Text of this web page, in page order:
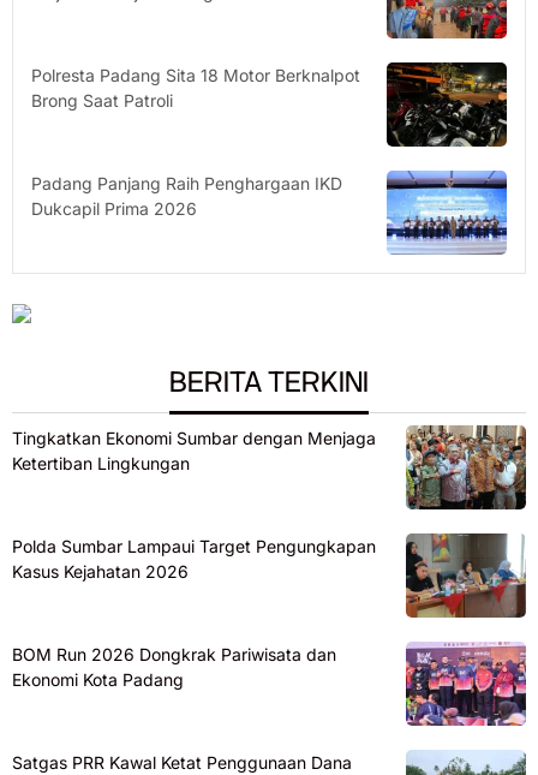
Polresta Padang Sita 18 Motor Berknalpot
Brong Saat Patroli
Padang Panjang Raih Penghargaan IKD
Dukcapil Prima 2026
BERITA TERKINI
Tingkatkan Ekonomi Sumbar dengan Menjaga
Ketertiban Lingkungan
Polda Sumbar Lampaui Target Pengungkapan
Kasus Kejahatan 2026
BOM Run 2026 Dongkrak Pariwisata dan
Ekonomi Kota Padang
Satgas PRR Kawal Ketat Penggunaan Dana